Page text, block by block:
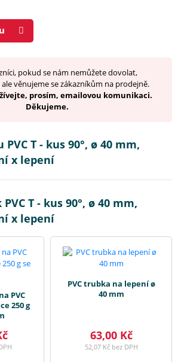
pokud se nám nemůžete dovolat,
věnujeme se zákazníkům na prodejně.
prosím, emailovou komunikaci.
Děkujeme.
T - kus 90°, ø 40 mm,
x lepení
T - kus 90°, ø 40 mm,
x lepení
PVC
250 g
PVC trubka na lepení ø
40 mm
63,00 Kč
52,07 Kč bez DPH